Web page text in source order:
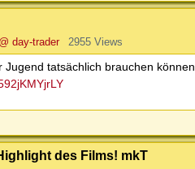
@ day-trader 2955 Views
tatsächlich brauchen können.
des Films! mkT